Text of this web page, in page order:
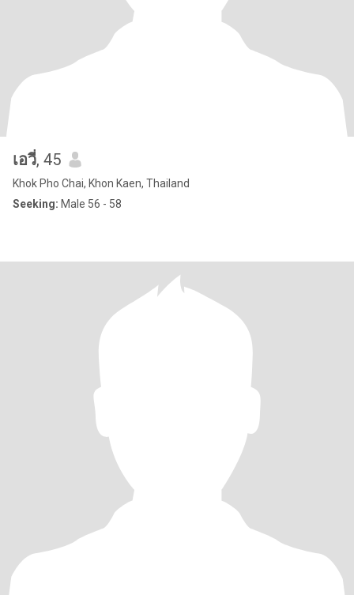
เอวี่, 45
Khok Pho Chai, Khon Kaen, Thailand
Seeking: Male 56 - 58